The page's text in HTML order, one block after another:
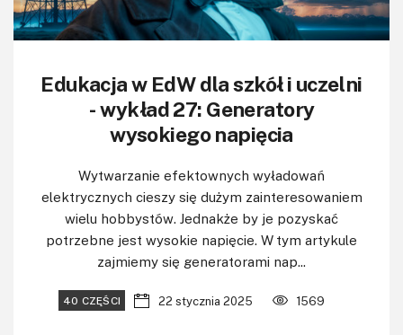
Do pobrania
Edukacja w EdW dla szkół i uczelni
- wykład 27: Generatory
wysokiego napięcia
Wytwarzanie efektownych wyładowań
elektrycznych cieszy się dużym zainteresowaniem
wielu hobbystów. Jednakże by je pozyskać
potrzebne jest wysokie napięcie. W tym artykule
zajmiemy się generatorami nap...
40 CZĘŚCI 22 stycznia 2025 1569